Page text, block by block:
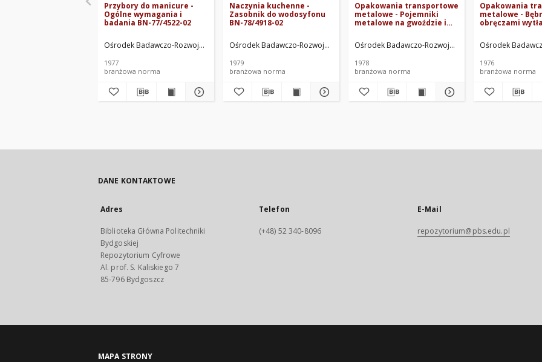
Przybory do manicure -
Ogólne wymagania i
badania BN-77/4522-02
Ośrodek Badawczo-Rozwojowy Przemysłu Wyrobów Metalowych "Medom" w Krakowie. Oprac.
1977
branżowa norma
Naczynia kuchenne -
Zasobnik do wodosyfonu
BN-78/4918-02
Ośrodek Badawczo-Rozwojowy Przemysłu Wyrobów Metalowych "Medom" w Krakowie.
1979
branżowa norma
Opakowania transportowe
metalowe - Pojemniki
metalowe na gwoździe i
Wymagania i badania BN-
77/5045-07
Ośrodek Badawczo-Rozwojowy Przemysłu Wyrobów
1978
branżowa norma
Opakowania
metalowe -
obręczami
Ośrodek
1976
branżowa norma
DANE KONTAKTOWE
Adres
Biblioteka Główna Politechniki
Bydgoskiej
Repozytorium Cyfrowe
Al. prof. S. Kaliskiego 7
85-796 Bydgoszcz
Telefon
(+48) 52 340-8096
E-Mail
repozytorium@pbs.edu.pl
MAPA STRONY